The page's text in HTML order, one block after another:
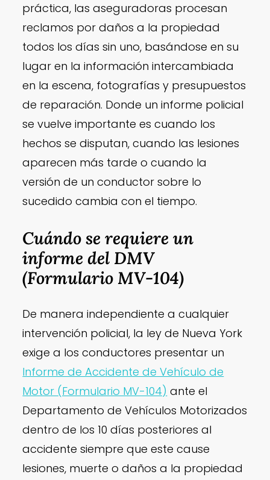
práctica, las aseguradoras procesan
reclamos por daños a la propiedad
todos los días sin uno, basándose en su
lugar en la información intercambiada
en la escena, fotografías y presupuestos
de reparación. Donde un informe policial
se vuelve importante es cuando los
hechos se disputan, cuando las lesiones
aparecen más tarde o cuando la
versión de un conductor sobre lo
sucedido cambia con el tiempo.
Cuándo se requiere un
informe del DMV
(Formulario MV-104)
De manera independiente a cualquier
intervención policial, la ley de Nueva York
exige a los conductores presentar un
Informe de Accidente de Vehículo de
Motor (Formulario MV-104) ante el
Departamento de Vehículos Motorizados
dentro de los 10 días posteriores al
accidente siempre que este cause
lesiones, muerte o daños a la propiedad